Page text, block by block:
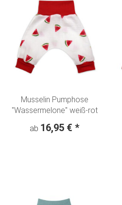
Musselin Pumphose
"Wassermelone" weiß-rot
ab 16,95 € *